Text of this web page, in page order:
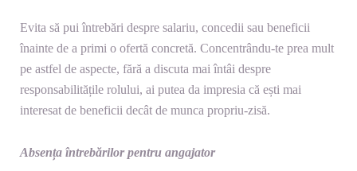
Evita să pui întrebări despre salariu, concedii sau beneficii
înainte de a primi o ofertă concretă. Concentrându-te prea mult
pe astfel de aspecte, fără a discuta mai întâi despre
responsabilitățile rolului, ai putea da impresia că ești mai
interesat de beneficii decât de munca propriu-zisă.
Absența întrebărilor pentru angajator